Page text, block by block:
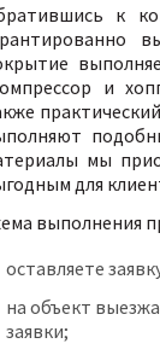
к
и
мы
для
выполнения
оставляете
на объект
заявки;